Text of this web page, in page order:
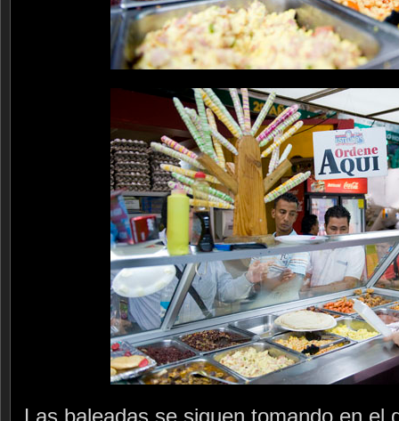
Las baleadas se siguen tomando en el